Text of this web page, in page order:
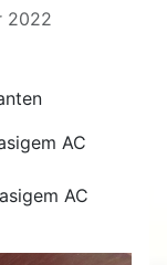
2022
AC
AC